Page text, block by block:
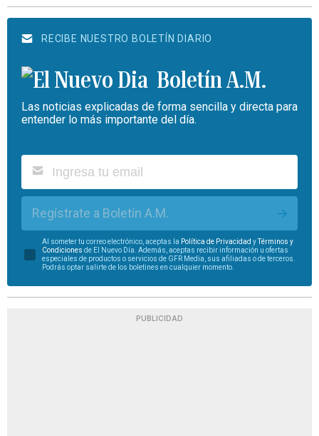
RECIBE NUESTRO BOLETÍN DIARIO
Boletín A.M.
Las noticias explicadas de forma sencilla y directa para
entender lo más importante del día.
Regístrate a Boletín A.M.
Al someter tu correo electrónico, aceptas la Política de Privacidad yTérminos y
Condiciones de El Nuevo Día. Además, aceptas recibir información u ofertas
especiales de productos o servicios de GFR Media, sus afiliadas o de terceros.
Podrás optar salirte de los boletines en cualquier momento.
PUBLICIDAD